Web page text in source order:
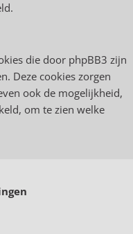
die door phpBB3 zijn
Deze cookies zorgen
ook de mogelijkheid,
om te zien welke